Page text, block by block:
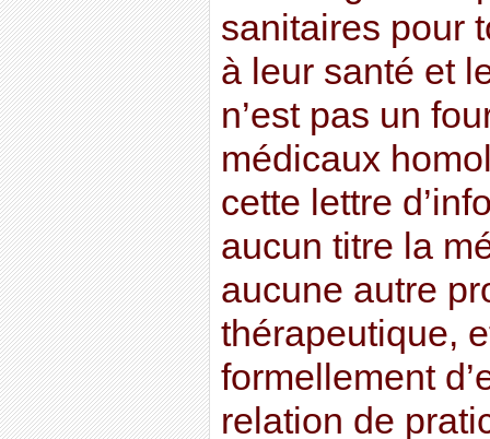
sanitaires pour
à leur santé et
n’est pas un
médicaux
cette lettre
aucun titre la
aucune autre
thérapeutique,
formellement
relation de